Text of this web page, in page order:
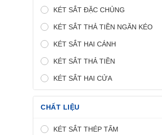
KÉT SẮT ĐẶC CHỦNG
KÉT SẮT THẢ TIỀN NGĂN KÉO
KÉT SẮT HAI CÁNH
KÉT SẮT THẢ TIỀN
KÉT SẮT HAI CỬA
CHẤT LIỆU
KÉT SẮT THÉP TẤM